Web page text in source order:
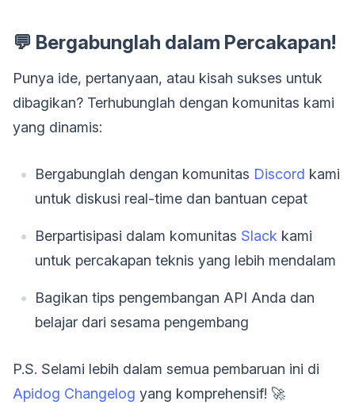
💬 Bergabunglah dalam Percakapan!
Punya ide, pertanyaan, atau kisah sukses untuk
dibagikan? Terhubunglah dengan komunitas kami
yang dinamis:
Bergabunglah dengan komunitas Discord kami
untuk diskusi real-time dan bantuan cepat
Berpartisipasi dalam komunitas Slack kami
untuk percakapan teknis yang lebih mendalam
Bagikan tips pengembangan API Anda dan
belajar dari sesama pengembang
P.S. Selami lebih dalam semua pembaruan ini di
Apidog Changelog yang komprehensif! 🚀